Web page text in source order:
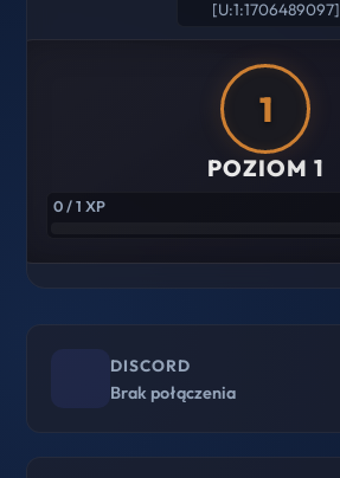
[U:1:1706489097]
1
POZIOM 1
0 / 1 XP
DISCORD
Brak połączenia